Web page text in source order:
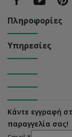
Πληροφορίες
Υπηρεσίες
Κάντε εγγραφή
παραγγελία σας!